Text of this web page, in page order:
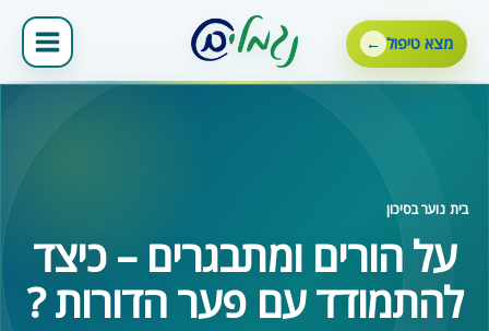
לתוכןמצא טיפול
בית‹נוער בסיכון
על הורים ומתבגרים – כיצד
להתמודד עם פער הדורות ?